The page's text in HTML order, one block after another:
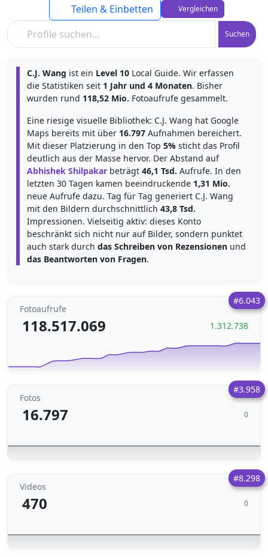
Suchen
Teilen & Einbetten Vergleichen
C.J. Wang ist ein Level 10 Local Guide. Wir erfassen
die Statistiken seit 1 Jahr und 4 Monaten. Bisher
wurden rund 118,52 Mio. Fotoaufrufe gesammelt.
Eine riesige visuelle Bibliothek: C.J. Wang hat Google
Maps bereits mit über 16.797 Aufnahmen bereichert.
Mit dieser Platzierung in den Top 5% sticht das Profil
deutlich aus der Masse hervor. Der Abstand auf
Abhishek Shilpakar beträgt 46,1 Tsd. Aufrufe. In den
letzten 30 Tagen kamen beeindruckende 1,31 Mio.
neue Aufrufe dazu. Tag für Tag generiert C.J. Wang
mit den Bildern durchschnittlich 43,8 Tsd.
Impressionen. Vielseitig aktiv: dieses Konto
beschränkt sich nicht nur auf Bilder, sondern punktet
auch stark durch das Schreiben von Rezensionen und
das Beantworten von Fragen.
#6.043
Fotoaufrufe
118.517.069 1.312.738
#3.958
Fotos
16.797 0
#8.298
Videos
470 0